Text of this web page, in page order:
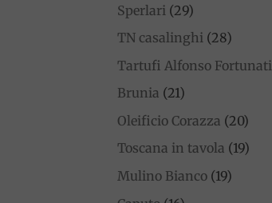
Sperlari (29)
TN casalinghi (28)
Tartufi Alfonso Fortunati
Brunia (21)
Oleificio Corazza (20)
Toscana in tavola (19)
Mulino Bianco (19)